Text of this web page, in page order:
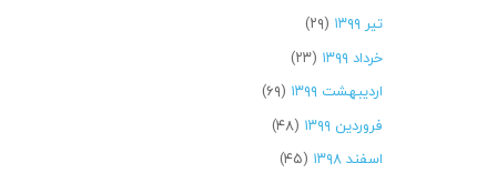
تیر ۱۳۹۹
(۲۹)
خرداد ۱۳۹۹
(۲۳)
اردیبهشت ۱۳۹۹
(۶۹)
فروردین ۱۳۹۹
(۴۸)
اسفند ۱۳۹۸
(۴۵)